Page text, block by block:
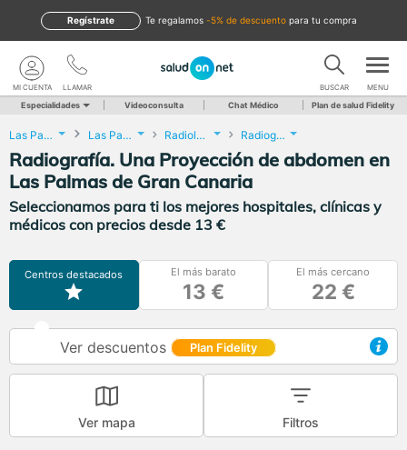
te regalamos -5% de descuento para tu compra
Regístrate
LLAMAR
MI CUENTA BUSCAR MENU
Especialidades Videoconsulta Chat Médico Plan de salud Fidelity
Las Palmas Las Palmas de Gran Canaria Radiología Radiografía. Una Proyección de abdomen
Radiografía. Una Proyección de abdomen en
Las Palmas de Gran Canaria
Seleccionamos para ti los mejores hospitales, clínicas y
médicos con precios desde 13 €
Centros destacados El más barato
13 €
El más cercano
22 €
Ver descuentos Plan Fidelity
Ver mapa Filtros